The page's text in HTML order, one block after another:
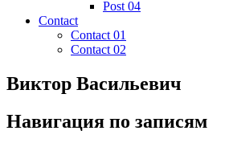
Post 04
Contact
Contact 01
Contact 02
Виктор Васильевич
Навигация по записям